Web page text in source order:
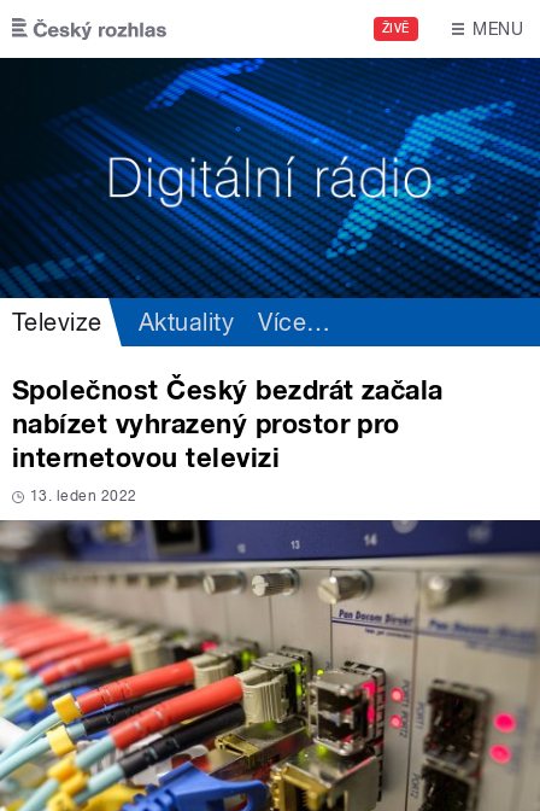
Přejít k hlavnímu obsahu
ŽIVĚ MENU
Televize Aktuality Více…
Společnost Český bezdrát začala
nabízet vyhrazený prostor pro
internetovou televizi
13. leden 2022